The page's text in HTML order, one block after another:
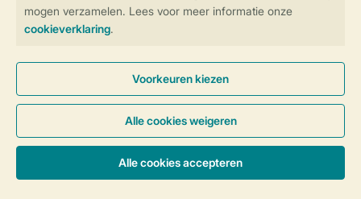
privacy
Algemene voorwaarden Privacy notice
Disclaimer
Toegankelijkheid © 2026 Landal